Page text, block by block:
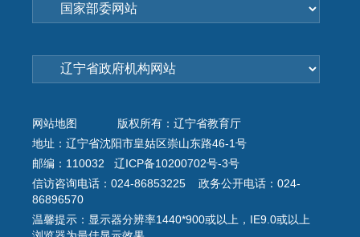
网站地图
版权所有：辽宁省教育厅
地址：辽宁省沈阳市皇姑区崇山东路46-1号
邮编：110032 辽ICP备10200702号-3号
信访咨询电话：024-86853225 政务公开电话：024-
86896570
温馨提示：显示器分辨率1440*900或以上，IE9.0或以上